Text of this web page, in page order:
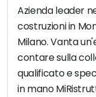
Azienda leader
costruzioni in
Milano. Vanta
contare sulla
qualificato e
in mano